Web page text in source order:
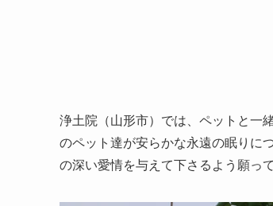
浄土院（山形市）では、ペットと一
のペット達が安らかな永遠の眠りに
の深い愛情を与えて下さるよう願っ